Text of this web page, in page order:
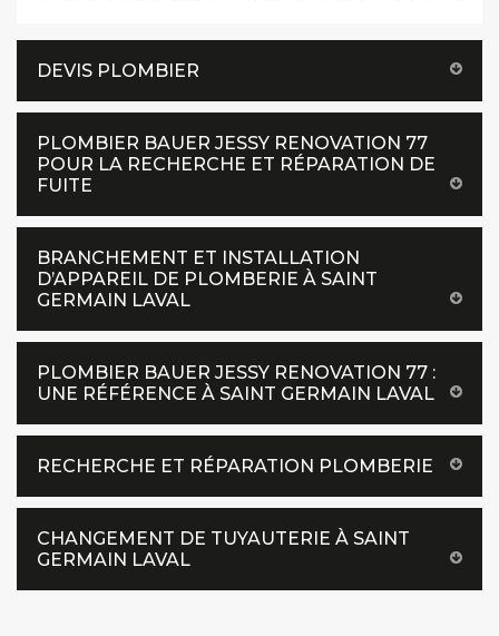
DEVIS PLOMBIER
PLOMBIER BAUER JESSY RENOVATION 77
POUR LA RECHERCHE ET RÉPARATION DE
FUITE
BRANCHEMENT ET INSTALLATION
D’APPAREIL DE PLOMBERIE À SAINT
GERMAIN LAVAL
PLOMBIER BAUER JESSY RENOVATION 77 :
UNE RÉFÉRENCE À SAINT GERMAIN LAVAL
RECHERCHE ET RÉPARATION PLOMBERIE
CHANGEMENT DE TUYAUTERIE À SAINT
GERMAIN LAVAL